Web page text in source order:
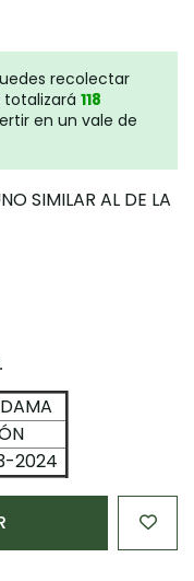
recolectar
totalizará 118
en un vale de
SIMILAR AL DE LA
2024